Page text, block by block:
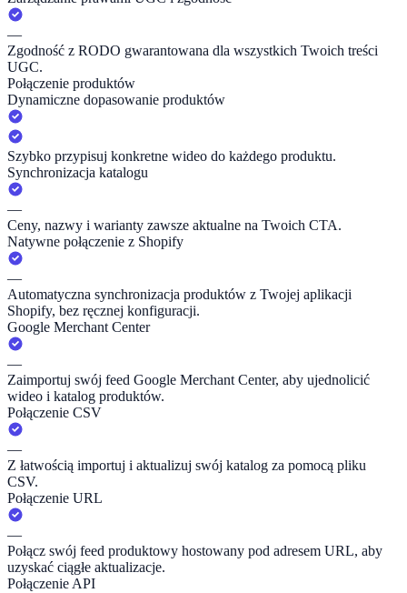
—
Zgodność z RODO gwarantowana dla wszystkich Twoich treści
UGC.
Połączenie produktów
Dynamiczne dopasowanie produktów
Szybko przypisuj konkretne wideo do każdego produktu.
Synchronizacja katalogu
—
Ceny, nazwy i warianty zawsze aktualne na Twoich CTA.
Natywne połączenie z Shopify
—
Automatyczna synchronizacja produktów z Twojej aplikacji
Shopify, bez ręcznej konfiguracji.
Google Merchant Center
—
Zaimportuj swój feed Google Merchant Center, aby ujednolicić
wideo i katalog produktów.
Połączenie CSV
—
Z łatwością importuj i aktualizuj swój katalog za pomocą pliku
CSV.
Połączenie URL
—
Połącz swój feed produktowy hostowany pod adresem URL, aby
uzyskać ciągłe aktualizacje.
Połączenie API